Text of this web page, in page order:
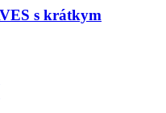
s krátkym